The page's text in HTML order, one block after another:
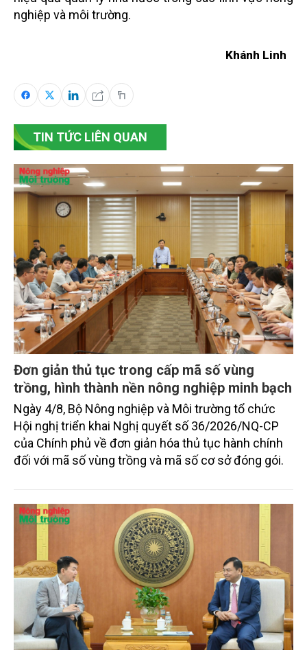
nghiệp và môi trường.
Khánh Linh
TIN TỨC LIÊN QUAN
Đơn giản thủ tục trong cấp mã số vùng
trồng, hình thành nền nông nghiệp minh bạch
Ngày 4/8, Bộ Nông nghiệp và Môi trường tổ chức
Hội nghị triển khai Nghị quyết số 36/2026/NQ-CP
của Chính phủ về đơn giản hóa thủ tục hành chính
đối với mã số vùng trồng và mã số cơ sở đóng gói.